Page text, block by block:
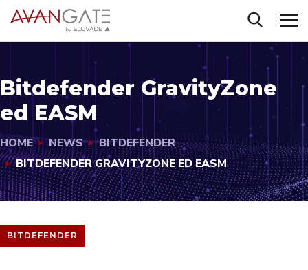
Bitdefender GravityZone
ed EASM
HOME NEWS
BITDEFENDER
BITDEFENDER GRAVITYZONE ED EASM
BITDEFENDER